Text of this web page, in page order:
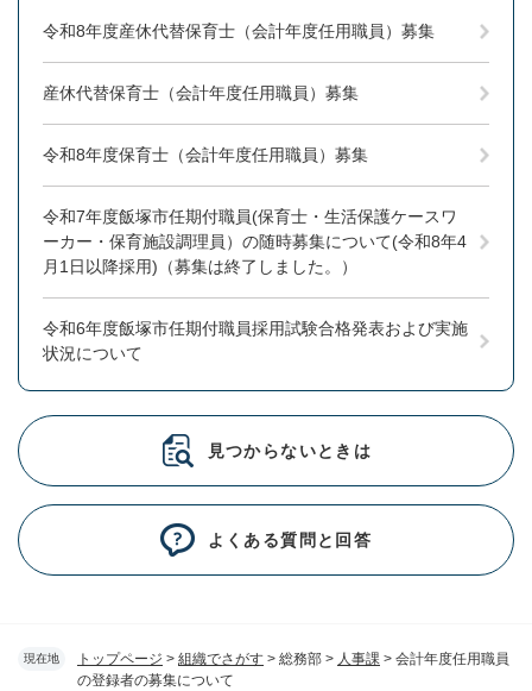
現在地 トップページ > 組織でさがす > 総務部 > 人事課 > 会計年度任用職員
の登録者の募集について
令和8年度産休代替保育士（会計年度任用職員）募集
産休代替保育士（会計年度任用職員）募集
令和8年度保育士（会計年度任用職員）募集
令和7年度飯塚市任期付職員(保育士・生活保護ケースワ
ーカー・保育施設調理員）の随時募集について(令和8年4
月1日以降採用)（募集は終了しました。）
令和6年度飯塚市任期付職員採用試験合格発表および実施
状況について
見つからないときは
よくある質問と回答